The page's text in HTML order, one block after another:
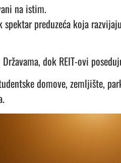
na istim.
preduzeća koja
dok REIT-ovi
domove, zemljište,